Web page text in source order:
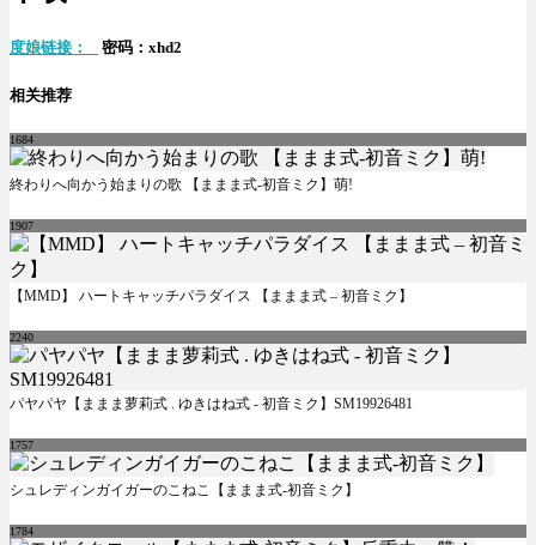
度娘链接： 密码：xhd2
相关推荐
1684
終わりへ向かう始まりの歌 【ままま式-初音ミク】萌!
1907
【MMD】 ハートキャッチパラダイス 【ままま式 – 初音ミク】
2240
パヤパヤ【ままま萝莉式 . ゆきはね式 - 初音ミク】SM19926481
1757
シュレディンガイガーのこねこ【ままま式-初音ミク】
1784